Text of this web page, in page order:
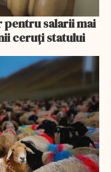
pentru salarii mai
ceruți statului